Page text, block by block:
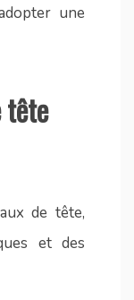
une
tête
de tête,
et des